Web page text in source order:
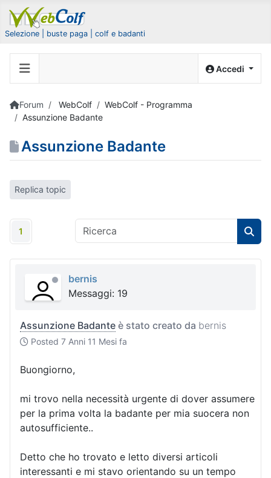
Selezione | buste paga | colf e badanti
Accedi
Forum WebColf
WebColf - Programma
Assunzione Badante
Assunzione Badante
Replica topic
1
bernis
Messaggi: 19
Assunzione Badante è stato creato da bernis
Posted 7 Anni 11 Mesi fa
Buongiorno,
mi trovo nella necessità urgente di dover assumere
per la prima volta la badante per mia suocera non
autosufficiente..
Detto che ho trovato e letto diversi articoli
interessanti e mi stavo orientando su un tempo